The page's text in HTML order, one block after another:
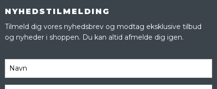
NYHEDSTILMELDING
Tilmeld dig vores nyhedsbrev og modtag eksklusive tilbud
og nyheder i shoppen. Du kan altid afmelde dig igen.